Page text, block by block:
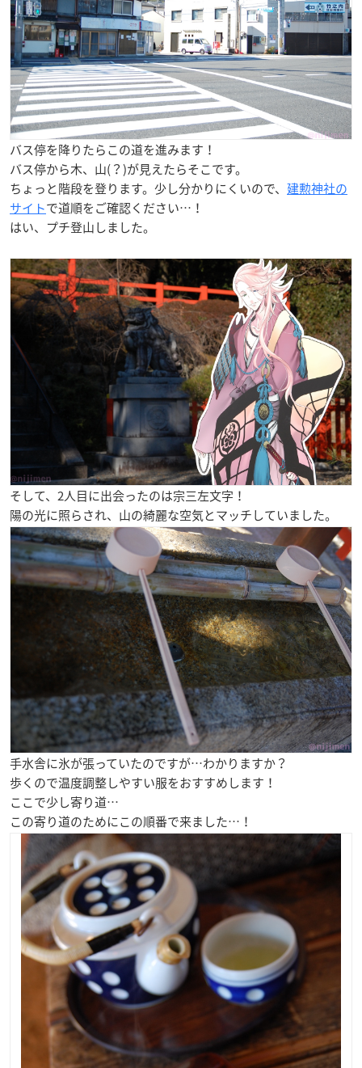
バス停を降りたらこの道を進みます！
バス停から木、山(？)が見えたらそこです。
ちょっと階段を登ります。少し分かりにくいので、 建勲神社の
サイトで道順をご確認ください…！
はい、プチ登山しました。
そして、2人目に出会ったのは宗三左文字 ！
陽の光に照らされ、山の綺麗な空気とマッチしていました。
手水舎に氷が張っていたのですが…わかりますか？
歩くので温度調整しやすい服をおすすめします！
ここで少し寄り道…
この寄り道のためにこの順番で来ました…！